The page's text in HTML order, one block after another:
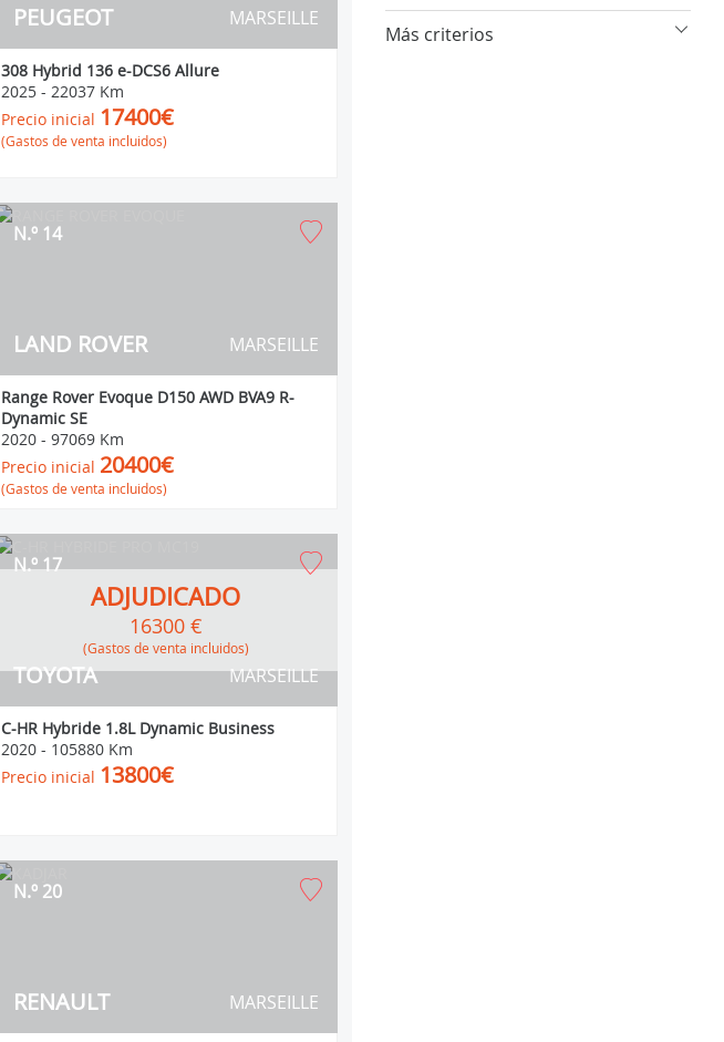
PEUGEOT MARSEILLE
308 Hybrid 136 e-DCS6 Allure
2025- 22037 Km
Precio inicial 17400€
(Gastos de venta incluidos)
LAND ROVER
N.º 14
MARSEILLE
Range Rover Evoque D150 AWD BVA9 R-
Dynamic SE
2020- 97069 Km
Precio inicial 20400€
(Gastos de venta incluidos)
TOYOTA
N.º 17
MARSEILLE
ADJUDICADO
16300 €
(Gastos de venta incluidos)
C-HR Hybride 1.8L Dynamic Business
2020- 105880 Km
Precio inicial 13800€
RENAULT
N.º 20
MARSEILLE
Más criterios